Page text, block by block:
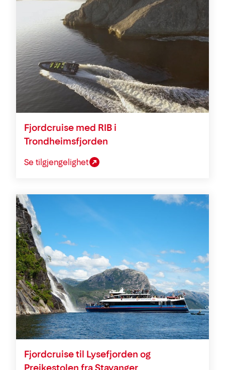
Fjordcruise med RIB i
Trondheimsfjorden
Se tilgjengelighet
Fjordcruise til Lysefjorden og
Preikestolen fra Stavanger